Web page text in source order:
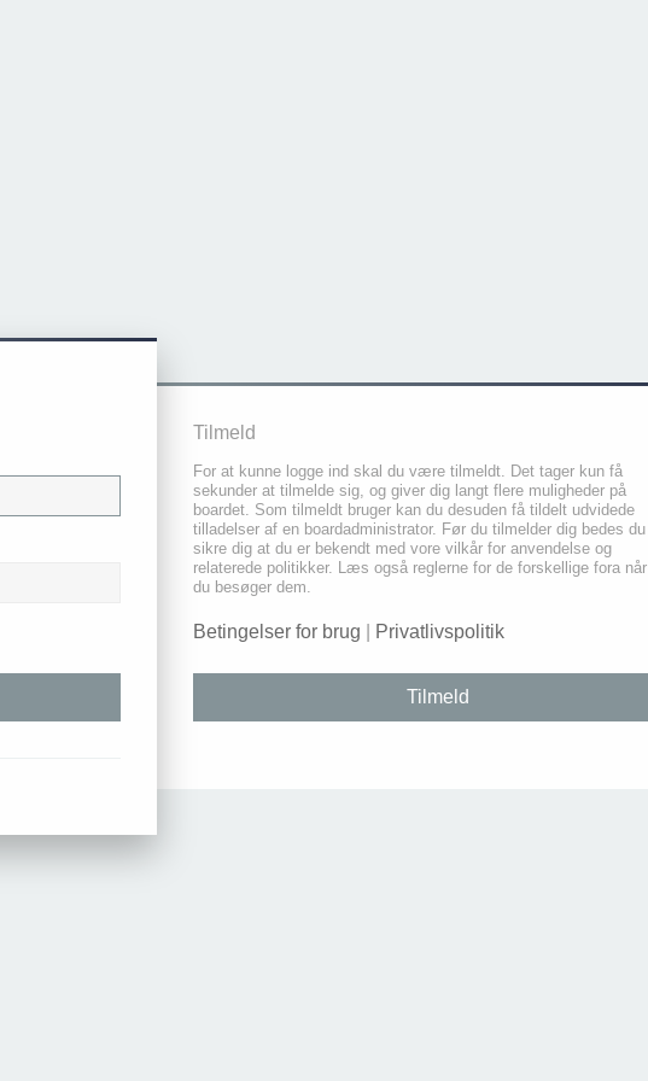
Tilmeld
For at kunne logge ind skal du være tilmeldt. Det tager kun få
sekunder at tilmelde sig, og giver dig langt flere muligheder på
boardet. Som tilmeldt bruger kan du desuden få tildelt udvidede
tilladelser af en boardadministrator. Før du tilmelder dig bedes du
sikre dig at du er bekendt med vore vilkår for anvendelse og
relaterede politikker. Læs også reglerne for de forskellige fora når
du besøger dem.
Betingelser for brug Privatlivspolitik
Tilmeld